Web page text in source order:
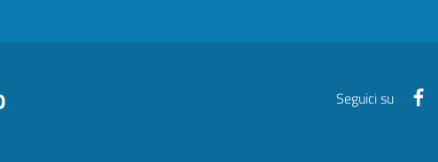
Seguici su